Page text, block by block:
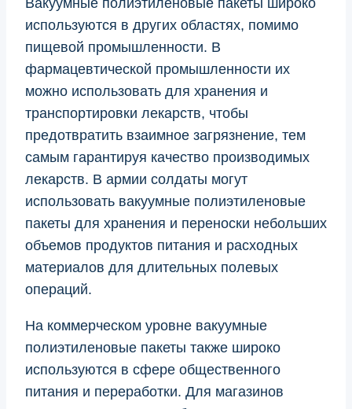
Вакуумные полиэтиленовые пакеты широко
используются в других областях, помимо
пищевой промышленности. В
фармацевтической промышленности их
можно использовать для хранения и
транспортировки лекарств, чтобы
предотвратить взаимное загрязнение, тем
самым гарантируя качество производимых
лекарств. В армии солдаты могут
использовать вакуумные полиэтиленовые
пакеты для хранения и переноски небольших
объемов продуктов питания и расходных
материалов для длительных полевых
операций.
На коммерческом уровне вакуумные
полиэтиленовые пакеты также широко
используются в сфере общественного
питания и переработки. Для магазинов